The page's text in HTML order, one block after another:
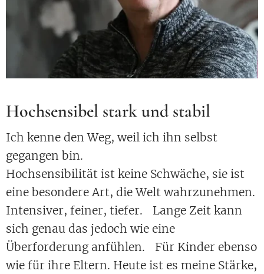
Hochsensibel stark und stabil
Ich kenne den Weg, weil ich ihn selbst
gegangen bin.
Hochsensibilität ist keine Schwäche, sie ist
eine besondere Art, die Welt wahrzunehmen.
Intensiver, feiner, tiefer. Lange Zeit kann
sich genau das jedoch wie eine
Überforderung anfühlen. Für Kinder ebenso
wie für ihre Eltern. Heute ist es meine Stärke,